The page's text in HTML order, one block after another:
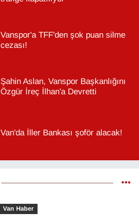
Vanspor'a TFF'den şok puan silme
cezası!
Şahin Aslan, Vanspor Başkanlığını
Özgür İreç İlhan'a Devretti
Van'da İller Bankası şoför alacak!
Van Haber